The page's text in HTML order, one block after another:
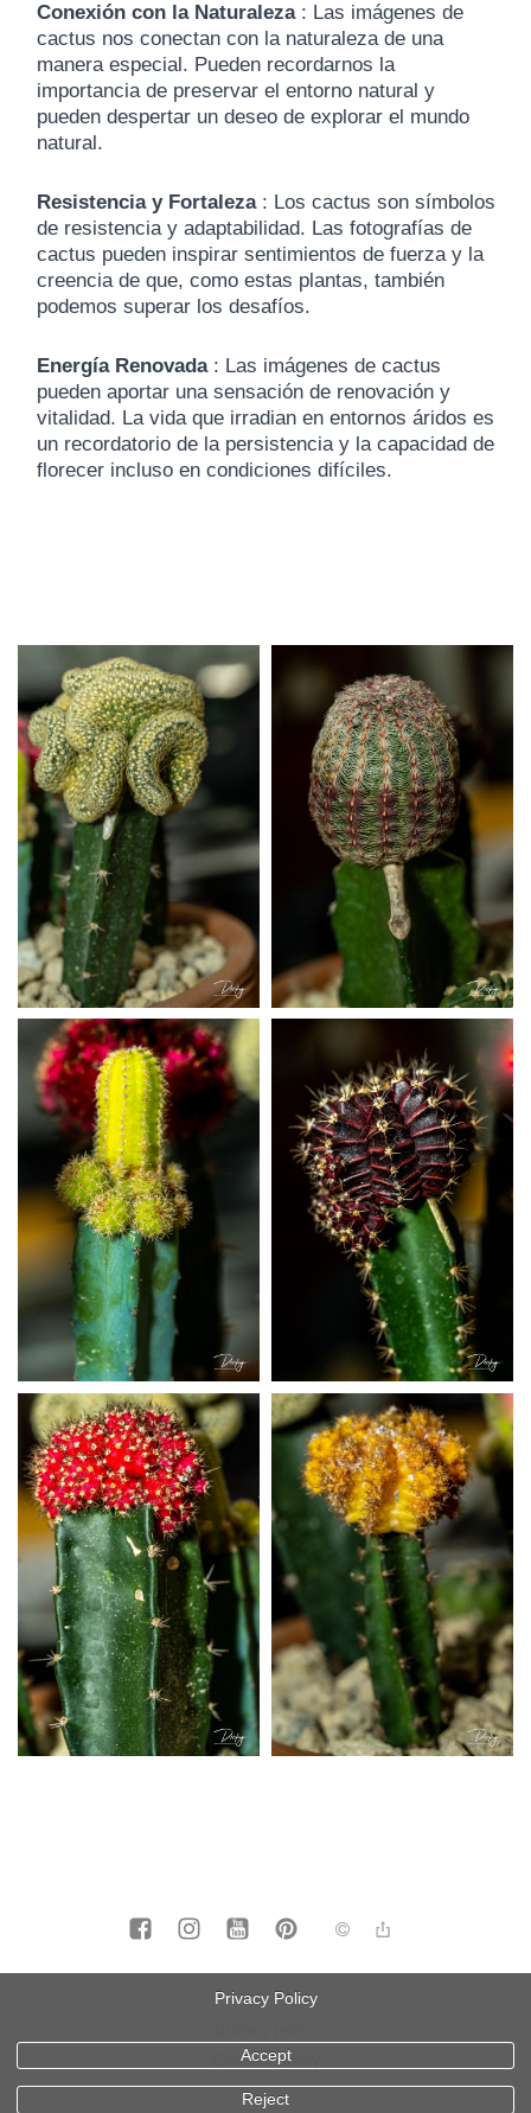
Conexión con la Naturaleza: Las imágenes de
cactus nos conectan con la naturaleza de una
manera especial. Pueden recordarnos la
importancia de preservar el entorno natural y
pueden despertar un deseo de explorar el mundo
natural.
Resistencia y Fortaleza: Los cactus son símbolos
de resistencia y adaptabilidad. Las fotografías de
cactus pueden inspirar sentimientos de fuerza y ​​la
creencia de que, como estas plantas, también
podemos superar los desafíos.
Energía Renovada: Las imágenes de cactus
pueden aportar una sensación de renovación y
vitalidad. La vida que irradian en entornos áridos es
un recordatorio de la persistencia y la capacidad de
florecer incluso en condiciones difíciles.
legal info
Cookies policy
Privacy Policy
Accept
Reject